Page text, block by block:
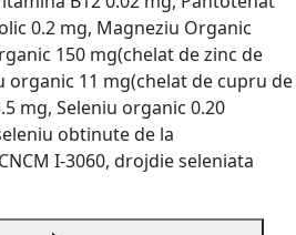
0.2 mg, Magneziu Organic
150 mg(chelat de zinc de
organic 11 mg(chelat de cupru de
mg, Seleniu organic 0.20
obtinute de la
I-3060, drojdie seleniata